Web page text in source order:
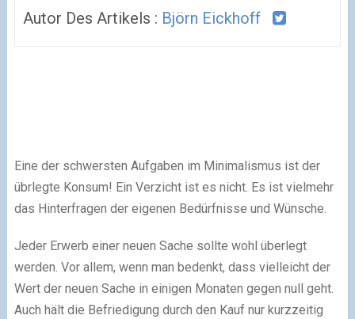
Autor Des Artikels : Björn Eickhoff
Eine der schwersten Aufgaben im Minimalismus ist der
übrlegte Konsum! Ein Verzicht ist es nicht. Es ist vielmehr
das Hinterfragen der eigenen Bedürfnisse und Wünsche.
Jeder Erwerb einer neuen Sache sollte wohl überlegt
werden. Vor allem, wenn man bedenkt, dass vielleicht der
Wert der neuen Sache in einigen Monaten gegen null geht.
Auch hält die Befriedigung durch den Kauf nur kurzzeitig